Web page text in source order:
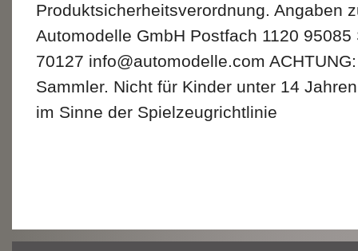
Produktsicherheitsverordnung. Angaben
Automodelle GmbH Postfach 1120
70127 info@automodelle.com
Sammler. Nicht für Kinder unter 14
im Sinne der Spielzeugrichtlinie